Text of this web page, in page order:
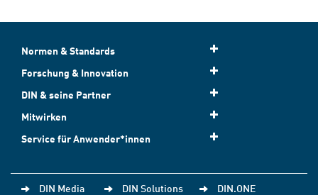
Normen & Standards
Forschung & Innovation
DIN & seine Partner
Mitwirken
Service für Anwender*innen
DIN Media DIN Solutions DIN.ONE